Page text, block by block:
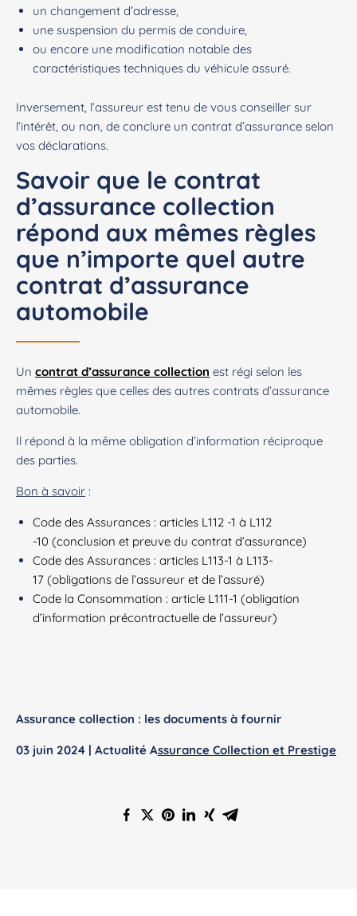
un changement d’adresse,
une suspension du permis de conduire,
ou encore une modification notable des
caractéristiques techniques du véhicule assuré.
Inversement, l’assureur est tenu de vous conseiller sur
l’intérêt, ou non, de conclure un contrat d’assurance selon
vos déclarations.
Savoir que le contrat
d’assurance collection
répond aux mêmes règles
que n’importe quel autre
contrat d’assurance
automobile
Un contrat d’assurance collection est régi selon les
mêmes règles que celles des autres contrats d’assurance
automobile.
Il répond à la même obligation d’information réciproque
des parties.
Bon à savoir :
Code des Assurances : articles L112 -1 à L112
-10 (conclusion et preuve du contrat d’assurance)
Code des Assurances : articles L113-1 à L113-
17 (obligations de l’assureur et de l’assuré)
Code la Consommation : article L111-1 (obligation
d’information précontractuelle de l’assureur)
Assurance collection : les documents à fournir
03 juin 2024 | Actualité Assurance Collection et Prestige